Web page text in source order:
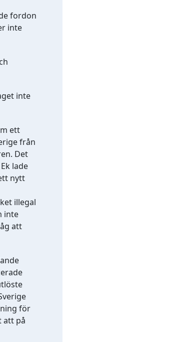
fordon
inte
inte
ett
från
Det
lade
nytt
illegal
inte
att
för
att på